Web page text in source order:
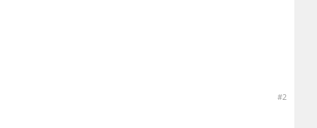
#2